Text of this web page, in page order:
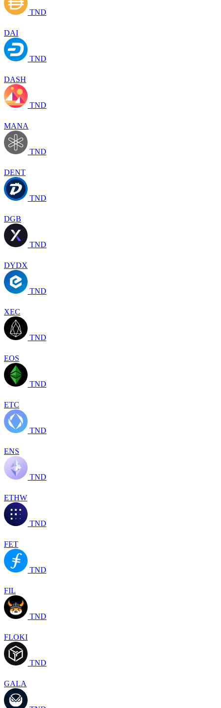
TND
DAI
TND
DASH
TND
MANA
TND
DENT
TND
DGB
TND
DYDX
TND
XEC
TND
EOS
TND
ETC
TND
ENS
TND
ETHW
TND
FET
TND
FIL
TND
FLOKI
TND
GALA